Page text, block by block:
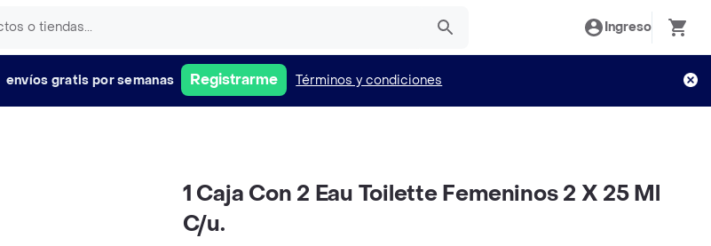
Ingreso
envíos gratis por semanas Registrarme Términos y condiciones
1 Caja Con 2 Eau Toilette Femeninos 2 X 25 Ml
C/u.